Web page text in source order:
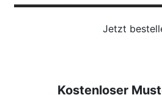
Jetzt
Kostenloser